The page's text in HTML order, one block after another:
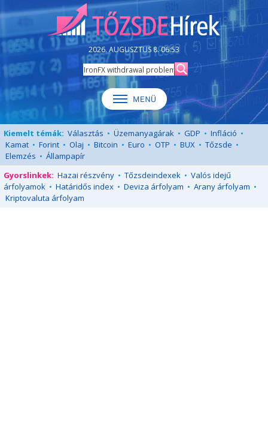
2026. AUGUSZTUS 8. 06:53
Kiemelt témák: Választás • Üzemanyagárak • GDP • Infláció •
Kamat • Forint • Olaj • Bitcoin • Euro • OTP • BUX • Tőzsde •
Elemzés • Állampapír
Gyorslinkek: Hazai részvény • Tőzsdeindexek • Valós idejű
árfolyamok • Határidős index • Deviza árfolyam • Arany árfolyam •
Kriptovaluta árfolyam